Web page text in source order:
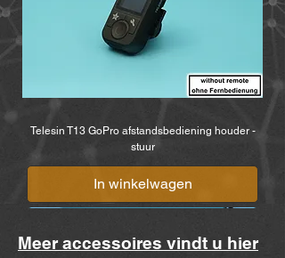
Telesin T13 GoPro afstandsbediening houder -
stuur
In winkelwagen
Meer accessoires vindt u hier